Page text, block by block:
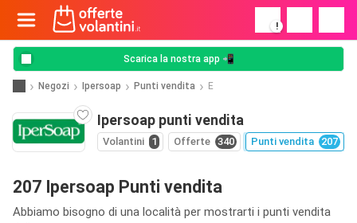
!
Scarica la nostra app 📲
Negozi Ipersoap Punti vendita E
Ipersoap punti vendita
Volantini 1 Offerte 340 Punti vendita 207
207 Ipersoap Punti vendita
Abbiamo bisogno di una località per mostrarti i punti vendita